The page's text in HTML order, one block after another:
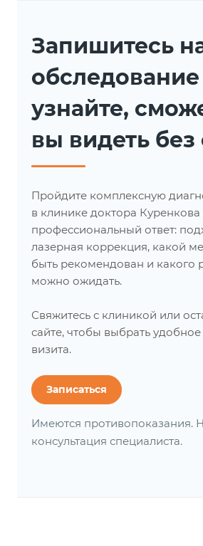
Запишитесь
узнайте,
вы видеть без
Пройдите комплексную
в клинике доктора Куренкова
профессиональный ответ:
лазерная коррекция, какой
быть рекомендован и какого
можно ожидать.
Свяжитесь с клиникой или
сайте, чтобы выбрать
визита.
Записаться
Имеются противопоказания.
консультация специалиста.